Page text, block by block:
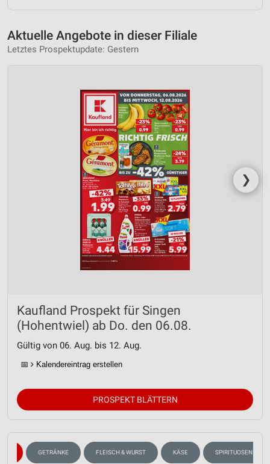
Aktuelle Angebote in dieser Filiale
Letztes Prospektupdate: Gestern
❯
Kaufland Prospekt für Singen
(Hohentwiel) ab Do. den 06.08.
Gültig von 06. Aug. bis 12. Aug.
📅 Kalendereintrag erstellen
PROSPEKT BLÄTTERN
GETRÄNKE FLEISCH & WURST KÄSE SPIRITUOSEN